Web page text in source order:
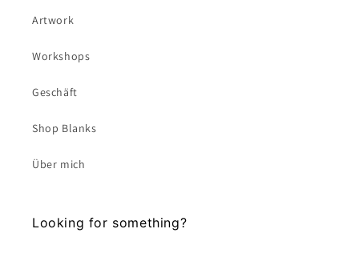
Artwork
Workshops
Geschäft
Shop Blanks
Über mich
Looking for something?